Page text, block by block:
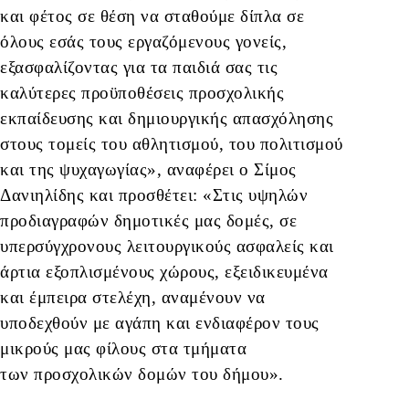
και φέτος σε θέση να σταθούμε δίπλα σε
όλους εσάς τους εργαζόμενους γονείς,
εξασφαλίζοντας για τα παιδιά σας τις
καλύτερες προϋποθέσεις προσχολικής
εκπαίδευσης και δημιουργικής απασχόλησης
στους τομείς του αθλητισμού, του πολιτισμού
και της ψυχαγωγίας», αναφέρει ο Σίμος
Δανιηλίδης και προσθέτει: «Στις υψηλών
προδιαγραφών δημοτικές μας δομές, σε
υπερσύγχρονους λειτουργικούς ασφαλείς και
άρτια εξοπλισμένους χώρους, εξειδικευμένα
και έμπειρα στελέχη, αναμένουν να
υποδεχθούν με αγάπη και ενδιαφέρον τους
μικρούς μας φίλους στα τμήματα
των προσχολικών δομών του δήμου».